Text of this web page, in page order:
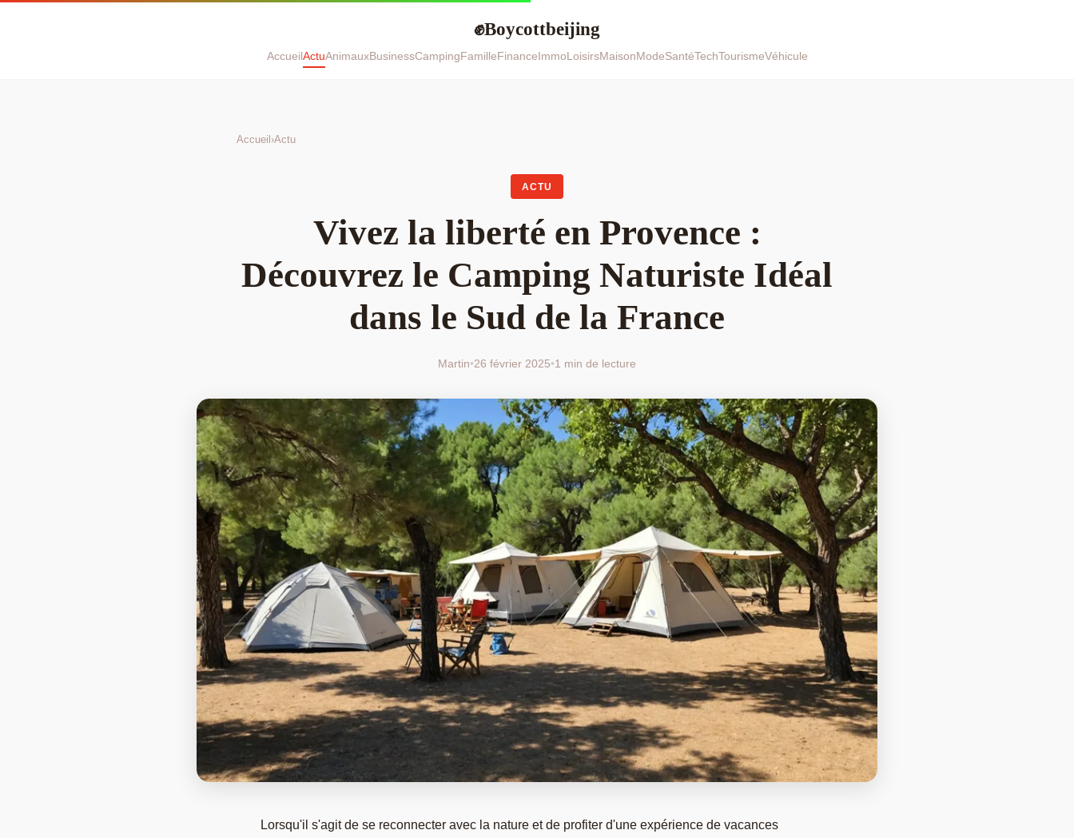
✊Boycottbeijing
AccueilActuAnimauxBusinessCampingFamilleFinanceImmoLoisirsMaisonModeSantéTechTourismeVéhicule
Accueil ›Actu
ACTU
Vivez la liberté en Provence :
Découvrez le Camping Naturiste Idéal
dans le Sud de la France
Martin•26 février 2025•1 min de lecture
Lorsqu'il s'agit de se reconnecter avec la nature et de profiter d'une expérience de vacances